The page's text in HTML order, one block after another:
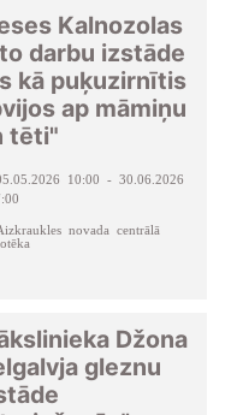
Kalnozolas
darbu izstāde
kā puķuzirnītis
ap māmiņu
tēti"
10:00 - 30.06.2026
novada centrālā
Džona
gleznu